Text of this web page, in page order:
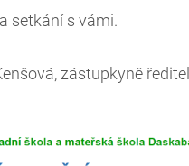
setkání s vámi.
zástupkyně